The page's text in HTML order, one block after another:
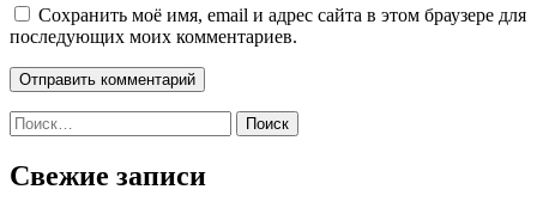
Сохранить моё имя, email и адрес сайта в этом браузере для
последующих моих комментариев.
Найти:
Свежие записи